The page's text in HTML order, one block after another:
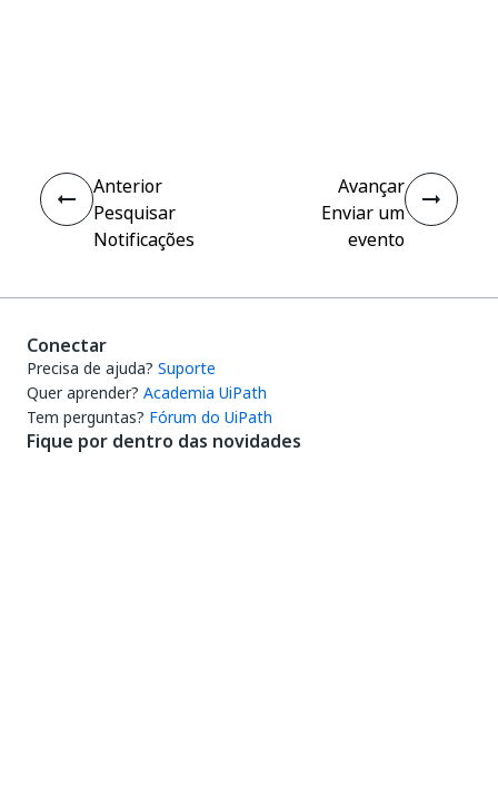
Anterior
Pesquisar
Notificações
Avançar
Enviar um
evento
Conectar
Precisa de ajuda? Suporte
Quer aprender? Academia UiPath
Tem perguntas? Fórum do UiPath
Fique por dentro das novidades